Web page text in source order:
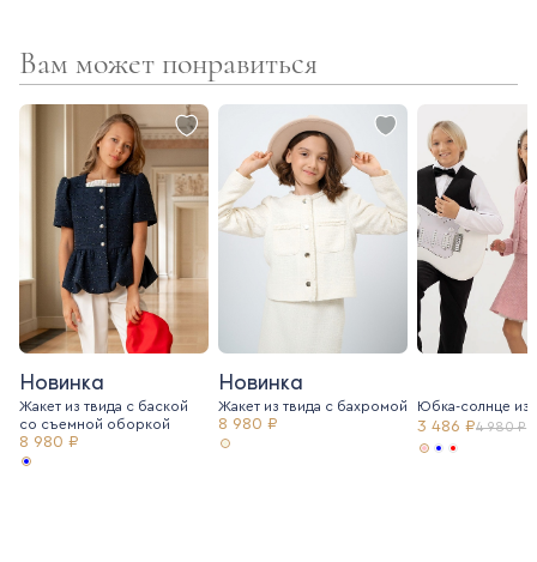
Вам может понравиться
Новинка
Жакет из твида с баской
со съемной оборкой
8 980 ₽
Новинка
Жакет из твида c бахромой
8 980 ₽
Юбка-солнце из
3 486 ₽4 980 ₽